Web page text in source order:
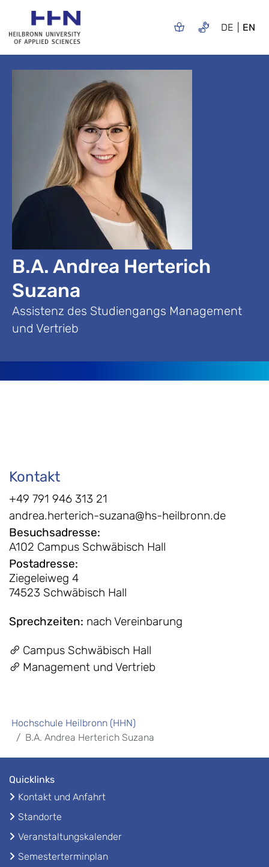
DE EN
B.A. Andrea Herterich
Suzana
Assistenz des Studiengangs Management
und Vertrieb
Kontakt
+49 791 946 313 21
andrea.herterich-suzana@hs-heilbronn.de
Besuchsadresse:
A102 Campus Schwäbisch Hall
Postadresse:
Ziegeleiweg 4
74523 Schwäbisch Hall
Sprechzeiten: nach Vereinbarung
Campus Schwäbisch Hall
Management und Vertrieb
Hochschule Heilbronn (HHN)
B.A. Andrea Herterich Suzana
Quicklinks
Kontakt und Anfahrt
Standorte
Veranstaltungskalender
Semesterterminplan